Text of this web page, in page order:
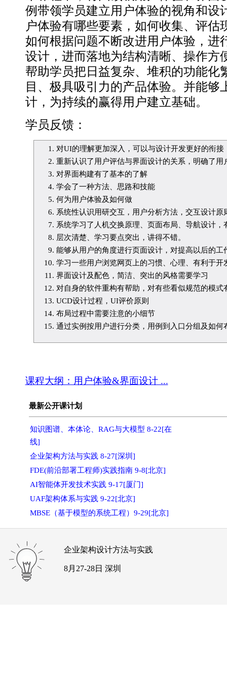
例带领学员建立用户体验的视角和设
户体验有哪些要素，如何收集、评估
如何根据问题不断改进用户体验，进
设计，进而落地为结构清晰、操作方
帮助学员把日益复杂、堆积的功能化
目、极具吸引力的产品体验。并能够
计，为持续的赢得用户建立基础。
学员反馈：
对UI的理解更加深入，可以与设计开发更好的衔接
重新认识了用户评估与界面设计的关系，明确了用
对界面构建有了基本的了解
学会了一种方法、思路和技能
何为用户体验及如何做
系统性认识用研交互，用户分析方法，交互设计原
系统学习了人机交换原理、页面布局、导航设计
层次清楚、学习要点突出，讲得不错。
能够从用户的角度进行页面设计，对提高以后的工
学习一些用户浏览网页上的习惯、心理、有利于开
界面设计及配色，简洁、突出的风格需要学习
对自身的软件重构有帮助，对有些看似规范的模式
UCD设计过程，UI评价原则
布局过程中需要注意的小细节
通过实例按用户进行分类，用例到入口分组及如何
课程大纲：用户体验&界面设计 ...
最新公开课计划
知识图谱、本体论、RAG与大模型 8-22[在
线]
企业架构方法与实践 8-27[深圳]
FDE(前沿部署工程师)实践指南 9-8[北京]
AI智能体开发技术实践 9-17[厦门]
UAF架构体系与实践 9-22[北京]
MBSE（基于模型的系统工程）9-29[北京]